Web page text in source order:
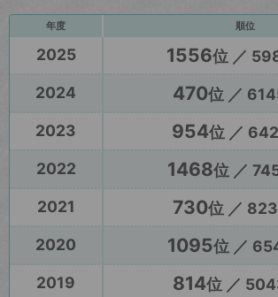
年度 順位
2025 1556位 ／
2024
470位 ／
2023
954位 ／
2022
1468位 ／
2021
730位 ／
2020
1095位 ／
2019
814位 ／